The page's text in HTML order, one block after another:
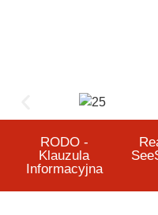
RODO -
Klauzula
Informacyjna